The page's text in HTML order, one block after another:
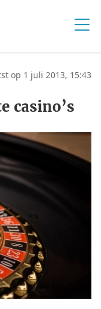
op 1 juli 2013, 15:43
casino’s